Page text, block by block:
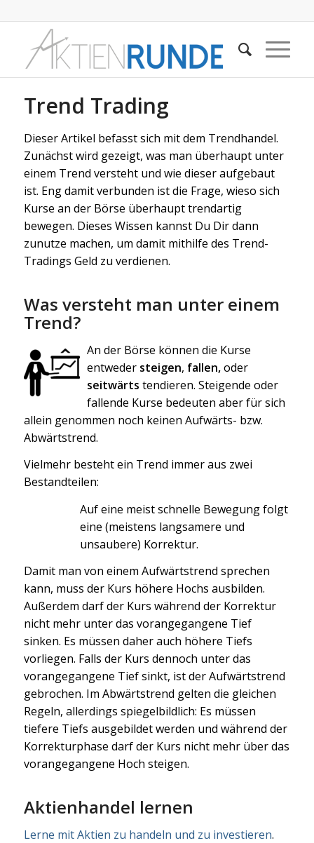
Trend Trading
Dieser Artikel befasst sich mit dem Trendhandel.
Zunächst wird gezeigt, was man überhaupt unter
einem Trend versteht und wie dieser aufgebaut
ist. Eng damit verbunden ist die Frage, wieso sich
Kurse an der Börse überhaupt trendartig
bewegen. Dieses Wissen kannst Du Dir dann
zunutze machen, um damit mithilfe des Trend-
Tradings Geld zu verdienen.
Was versteht man unter einem
Trend?
An der Börse können die Kurse
entwedersteigen, fallen,oder
seitwärts tendieren. Steigende oder
fallende Kurse bedeuten aber für sich
allein genommen noch keinen Aufwärts- bzw.
Abwärtstrend.
Vielmehr besteht ein Trend immer aus zwei
Bestandteilen:
Auf eine meist schnelle Bewegung folgt
eine (meistens langsamere und
unsaubere) Korrektur.
Damit man von einem Aufwärtstrend sprechen
kann, muss der Kurs höhere Hochs ausbilden.
Außerdem darf der Kurs während der Korrektur
nicht mehr unter das vorangegangene Tief
sinken. Es müssen daher auch höhere Tiefs
vorliegen. Falls der Kurs dennoch unter das
vorangegangene Tief sinkt, ist der Aufwärtstrend
gebrochen. Im Abwärtstrend gelten die gleichen
Regeln, allerdings spiegelbildlich: Es müssen
tiefere Tiefs ausgebildet werden und während der
Korrekturphase darf der Kurs nicht mehr über das
vorangegangene Hoch steigen.
Aktienhandel lernen
Lerne mit Aktien zu handeln und zu investieren.